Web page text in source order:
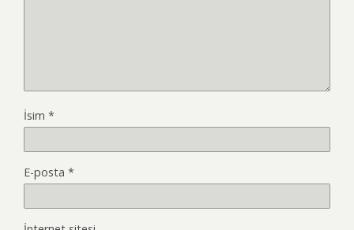
İsim *
E-posta *